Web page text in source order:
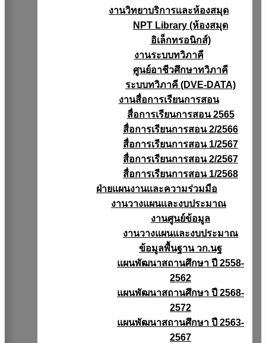
งานวิทยาบริการเเละห้องสมุด
NPT Library (ห้องสมุด
อิเล็กทรอนิกส์)
งานระบบทวิภาคี
ศูนย์อาชีวศึกษาทวิภาคี
ระบบทวิภาคี (DVE-DATA)
งานสื่อการเรียนการสอน
สื่อการเรียนการสอน 2565
สื่อการเรียนการสอน 2/2566
สื่อการเรียนการสอน 1/2567
สื่อการเรียนการสอน 2/2567
สื่อการเรียนการสอน 1/2568
ฝ่ายแผนงานเเละความร่วมมือ
งานวางแผนเเละงบประมาณ
งานศูนย์ข้อมูล
งานวางแผนและงบประมาณ
ข้อมูลพื้นฐาน วก.นฐ
แผนพัฒนาสถานศึกษา ปี 2558-
2562
แผนพัฒนาสถานศึกษา ปี 2568-
2572
แผนพัฒนาสถานศึกษา ปี 2563-
2567